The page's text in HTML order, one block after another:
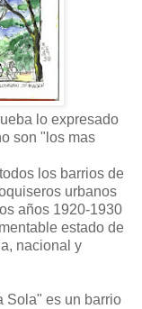
lo expresado
son "los mas
los barrios de
urbanos
años 1920-1930
estado de
nacional y
Sola" es un barrio